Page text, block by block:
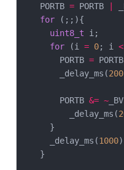
    PORTB
= PORTB
for (;;){
uint8_t i;
for (i = 0; i <
        PORTB
= PORTB
        _delay_ms(
200
        PORTB
&= ~
          _delay_ms(
      }
      _delay_ms(
1000
    }